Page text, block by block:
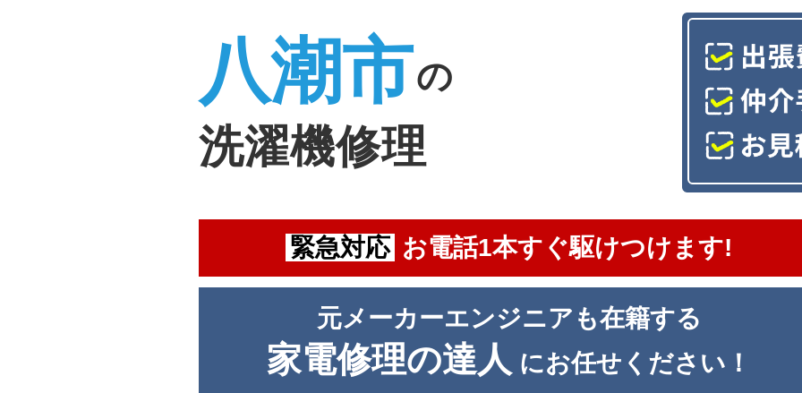
八潮市の
洗濯機修理
緊急対応 お電話1本すぐ駆けつけます!
元メーカーエンジニアも在籍する
家電修理の達人 にお任せください！